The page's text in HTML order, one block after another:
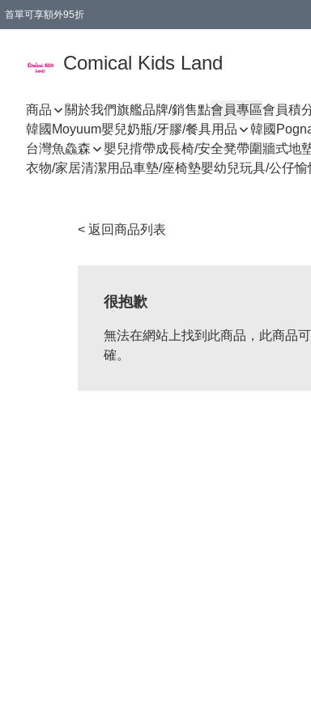
首單可享額外95折
Comical Kids Land
商品 關於我們旗艦品牌/銷售點會員專區會員積
韓國Moyuum嬰兒奶瓶/牙膠/餐具用品
韓國
台灣魚鱻森
嬰兒揹帶成長椅/安全凳帶圍牆式地
衣物/家居清潔用品車墊/座椅墊嬰幼兒玩具/公仔愉
< 返回商品列表
很抱歉
無法在網站上找到此商品，此商品
確。